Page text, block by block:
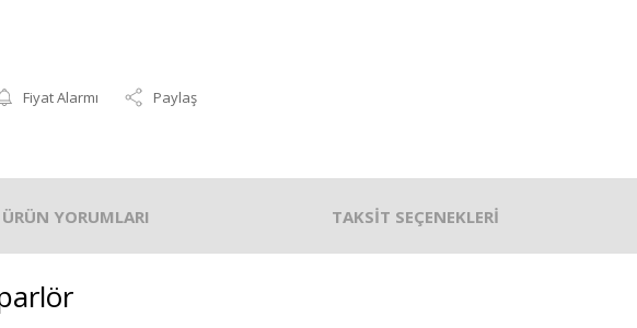
Fiyat Alarmı Paylaş
ÜRÜN YORUMLARI TAKSİT SEÇENEKLERİ